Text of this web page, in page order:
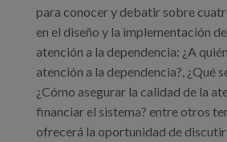
para conocer y debatir sobre
en el diseño y la implementación
atención a la dependencia: ¿A
atención a la dependencia?, ¿Qué
¿Cómo asegurar la calidad de la
financiar el sistema? entre otros
ofrecerá la oportunidad de